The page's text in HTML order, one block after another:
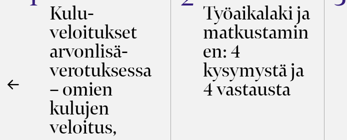
Kulu­
veloitukset
arvon­lisä­
verotuksessa
– omien
kulujen
veloitus,
Työaikalaki ja
matkustamin
en: 4
kysymystä ja
4 vastausta